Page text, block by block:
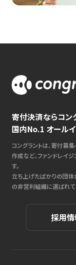
寄付決済ならコン
国内No.1 オール
コングラントは、寄付募
作成など、ファンドレイ
す。
立ち上げたばかりの団
の非営利組織に選ばれて
採用